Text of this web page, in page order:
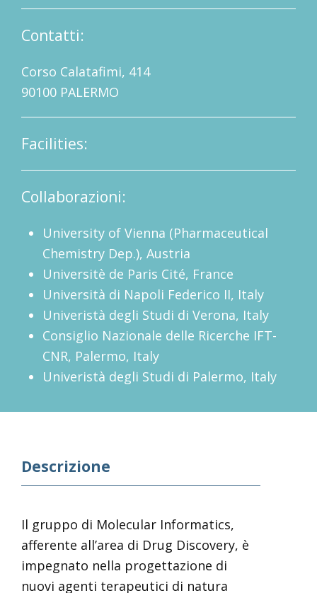
Contatti:
Corso Calatafimi, 414
90100 PALERMO
Facilities:
Collaborazioni:
University of Vienna (Pharmaceutical
Chemistry Dep.), Austria
Universitè de Paris Cité, France
Università di Napoli Federico II, Italy
Univeristà degli Studi di Verona, Italy
Consiglio Nazionale delle Ricerche IFT-
CNR, Palermo, Italy
Univeristà degli Studi di Palermo, Italy
Descrizione
Il gruppo di Molecular Informatics,
afferente all’area di Drug Discovery, è
impegnato nella progettazione di
nuovi agenti terapeutici di natura